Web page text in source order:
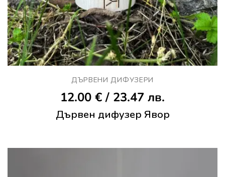
ДЪРВЕНИ ДИФУЗЕРИ
12.00 €/ 23.47 лв.
Дървен дифузер Явор